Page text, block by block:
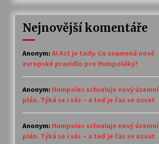
14. 7. 2026
30. 6. 2026
Nejnovější komentáře
Anonym: AI Act je tady. Co znamená nové
evropské pravidlo pro Humpoláky?
Anonym: Humpolec schvaluje nový územní
plán. Týká se i vás – a teď je čas se ozvat
Anonym: Humpolec schvaluje nový územní
plán. Týká se i vás – a teď je čas se ozvat